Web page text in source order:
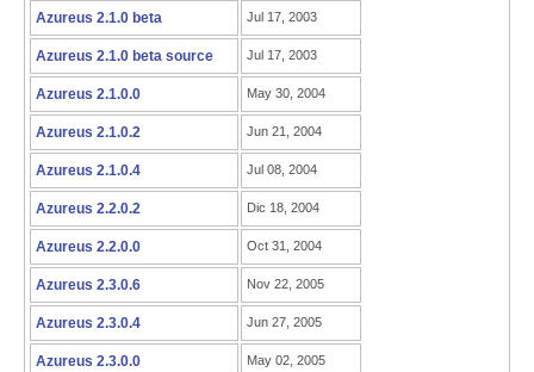
Azureus 2.1.0 beta Jul 17, 2003
Azureus 2.1.0 beta source Jul 17, 2003
Azureus 2.1.0.0 May 30, 2004
Azureus 2.1.0.2 Jun 21, 2004
Azureus 2.1.0.4 Jul 08, 2004
Azureus 2.2.0.2 Dic 18, 2004
Azureus 2.2.0.0 Oct 31, 2004
Azureus 2.3.0.6 Nov 22, 2005
Azureus 2.3.0.4 Jun 27, 2005
Azureus 2.3.0.0 May 02, 2005